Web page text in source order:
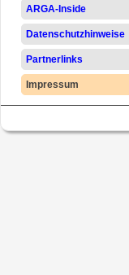
ARGA-Inside
Datenschutzhinweise
Partnerlinks
Impressum